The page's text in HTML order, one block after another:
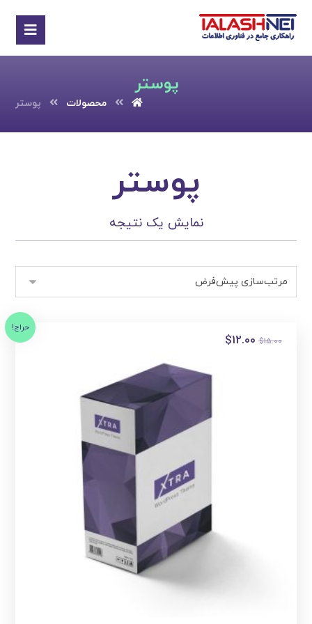
پوستر
محصولات پوستر
پوستر
نمایش یک نتیجه
$15.00
$12.00
حراج!